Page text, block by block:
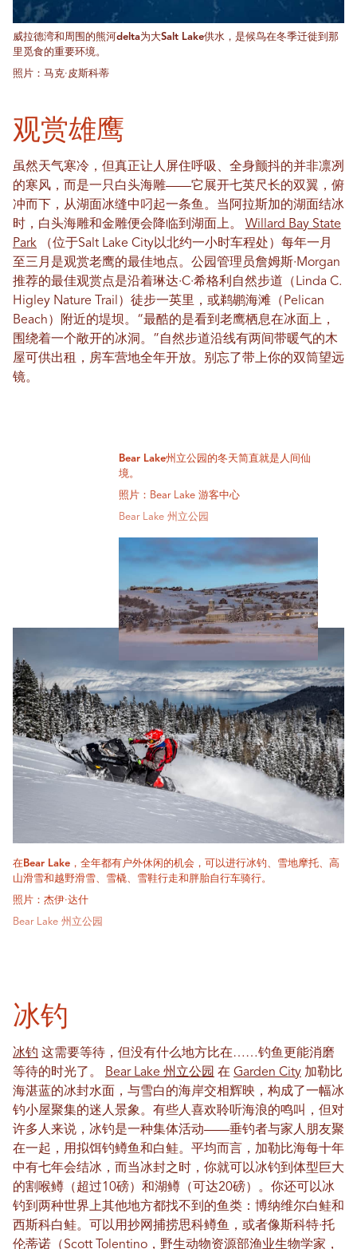
威拉德湾和周围的熊河delta为大Salt Lake供水，是候鸟在冬季迁徙到那
里觅食的重要环境。
照片：马克·皮斯科蒂
观赏雄鹰
虽然天气寒冷，但真正让人屏住呼吸、全身颤抖的并非凛冽
的寒风，而是一只白头海雕——它展开七英尺长的双翼，俯
冲而下，从湖面冰缝中叼起一条鱼。当阿拉斯加的湖面结冰
时，白头海雕和金雕便会降临到湖面上。 Willard Bay State
Park （位于Salt Lake City以北约一小时车程处）每年一月
至三月是观赏老鹰的最佳地点。公园管理员詹姆斯·Morgan
推荐的最佳观赏点是沿着琳达·C·希格利自然步道（Linda C.
Higley Nature Trail）徒步一英里，或鹈鹕海滩（Pelican
Beach）附近的堤坝。“最酷的是看到老鹰栖息在冰面上，
围绕着一个敞开的冰洞。”自然步道沿线有两间带暖气的木
屋可供出租，房车营地全年开放。别忘了带上你的双筒望远
镜。
Bear Lake州立公园的冬天简直就是人间仙
境。
照片：Bear Lake 游客中心
Bear Lake 州立公园
在Bear Lake，全年都有户外休闲的机会，可以进行冰钓、雪地摩托、高
山滑雪和越野滑雪、雪橇、雪鞋行走和胖胎自行车骑行。
照片：杰伊·达什
Bear Lake 州立公园
冰钓
冰钓 这需要等待，但没有什么地方比在……钓鱼更能消磨
等待的时光了。
Bear Lake 州立公园 在 Garden City 加勒比
海湛蓝的冰封水面，与雪白的海岸交相辉映，构成了一幅冰
钓小屋聚集的迷人景象。有些人喜欢聆听海浪的鸣叫，但对
许多人来说，冰钓是一种集体活动——垂钓者与家人朋友聚
在一起，用拟饵钓鳟鱼和白鲑。平均而言，加勒比海每十年
中有七年会结冰，而当冰封之时，你就可以冰钓到体型巨大
的割喉鳟（超过10磅）和湖鳟（可达20磅）。你还可以冰
钓到两种世界上其他地方都找不到的鱼类：博纳维尔白鲑和
西斯科白鲑。可以用抄网捕捞思科鳟鱼，或者像斯科特·托
伦蒂诺（Scott Tolentino，野生动物资源部渔业生物学家，